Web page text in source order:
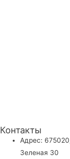
Контакты
Адрес:
Зеленая 30